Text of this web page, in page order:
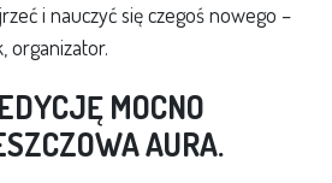
i nauczyć się czegoś nowego –
organizator.
MOCNO
AURA.